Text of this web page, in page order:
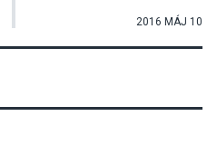
2016 MÁJ 10